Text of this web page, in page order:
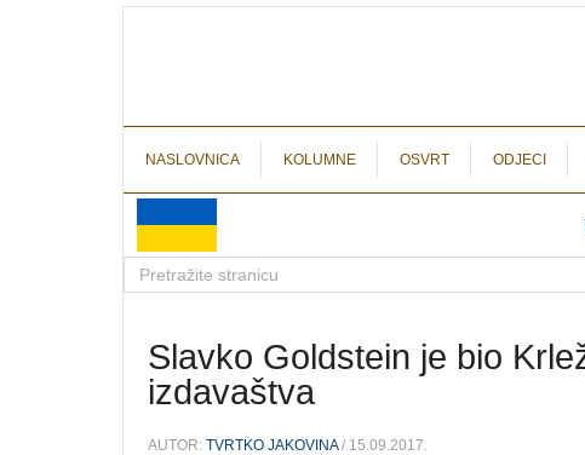
NASLOVNICA KOLUMNE OSVRT ODJECI
Slavko Goldstein je bio
izdavaštva
AUTOR: TVRTKO JAKOVINA/ 15.09.2017.